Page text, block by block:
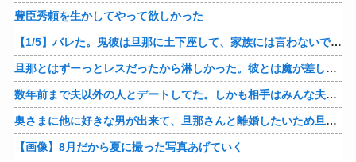
豊臣秀頼を生かしてやって欲しかった
【1/5】バレた。鬼彼は旦那に土下座して、家族には言わないで下さいって…。いつの間にか子供も出来ていたようで私はドン引きでした。→お前の旦那はお前にドン引きだよｗ
旦那とはずーっとレスだったから淋しかった。彼とは魔が差したというか恋に恋してしまって… 結婚してくれ！って言われたけど、それは彼が毎日色々したいだけ。やっと目が覚めた。
数年前まで夫以外の人とデートしてた。しかも相手はみんな夫の仕事関係の人。例えるなら夫はサッカーチームの管理栄養士、デート相手複数人は全員そのサッカーチーム選手みたいな。
奥さまに他に好きな男が出来て、旦那さんと離婚したいため旦那さんのＤＶをでっちあげて、まんまと周りを騙している話を聞いたのは、未来の鬼女たちだったｗ
【画像】8月だから夏に撮った写真あげていく